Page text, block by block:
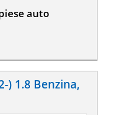
auto
) 1.8 Benzina,